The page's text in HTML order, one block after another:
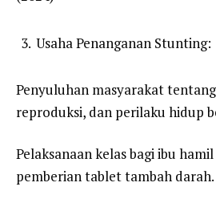
Usaha Penanganan Stunting:
Penyuluhan masyarakat
reproduksi, dan perilaku hidup
Pelaksanaan kelas bagi ibu
pemberian tablet tambah darah.